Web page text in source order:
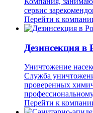
сервис
Перейти к
Дезинсекция в
Уничтожение
Служба
проверенных
Перейти к